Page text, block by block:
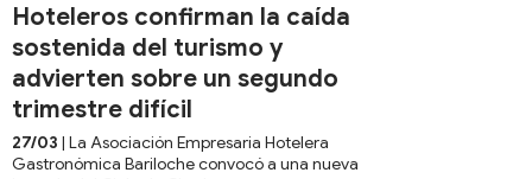
Hoteleros confirman la caída
sostenida del turismo y
advierten sobre un segundo
trimestre difícil
27/03 | La Asociación Empresaria Hotelera
Gastronómica Bariloche convocó a una nueva